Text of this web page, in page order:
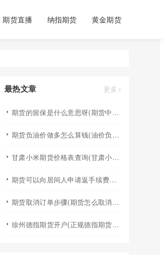
期货直播 纳指期货 黄金期货
最热文章 更多>
期货的留保是什么意思呀(期货中的提保是什么意思)
期货负油价做多怎么算钱(油价负数期货)
甘肃小米期货价格表查询(甘肃小米期货价格表查询最新)
期货可以向居间人申请返手续费吗(期货居间人可以调整手续费)
期货取消订单步骤(期货怎么取消订单啊)
徐州德指期货开户(正规德指期货平台查询)